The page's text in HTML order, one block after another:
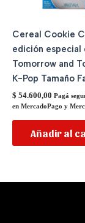
Cereal Cookie
edición especial
Tomorrow and
K-Pop Tamaño
$ 54.600,00 Pagá
en MercadoPago y
Añadir al